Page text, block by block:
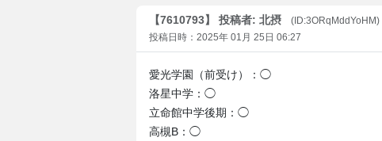
【7610793】 投稿者: 北摂
(ID:3ORqMddYoHM)
投稿日時：2025年 01月 25日 06:27
愛光学園（前受け）：◯
洛星中学：◯
立命館中学後期：◯
高槻B：◯